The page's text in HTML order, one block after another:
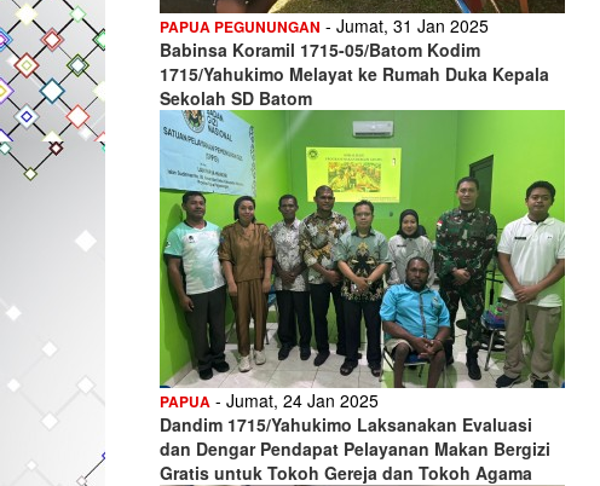
PAPUA PEGUNUNGAN - Jumat, 31 Jan 2025
Babinsa Koramil 1715-05/Batom Kodim
1715/Yahukimo Melayat ke Rumah Duka Kepala
Sekolah SD Batom
PAPUA - Jumat, 24 Jan 2025
Dandim 1715/Yahukimo Laksanakan Evaluasi
dan Dengar Pendapat Pelayanan Makan Bergizi
Gratis untuk Tokoh Gereja dan Tokoh Agama